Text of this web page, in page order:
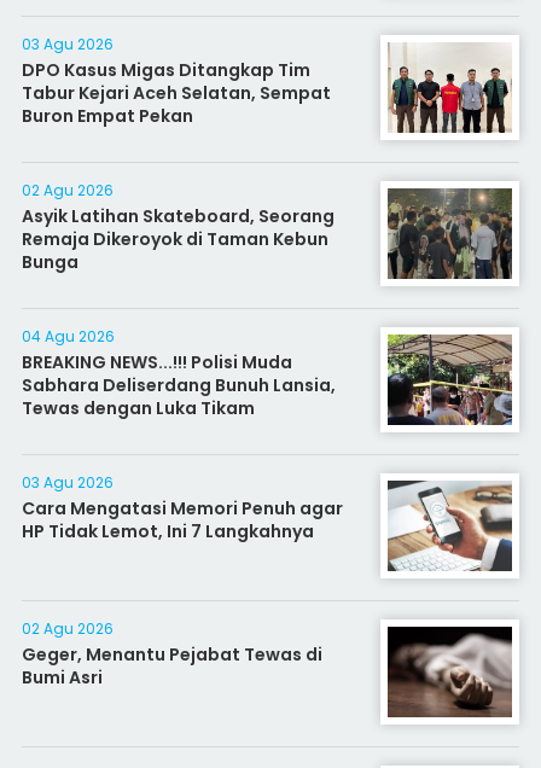
03 Agu 2026
DPO Kasus Migas Ditangkap Tim
Tabur Kejari Aceh Selatan, Sempat
Buron Empat Pekan
02 Agu 2026
Asyik Latihan Skateboard, Seorang
Remaja Dikeroyok di Taman Kebun
Bunga
04 Agu 2026
BREAKING NEWS...!!! Polisi Muda
Sabhara Deliserdang Bunuh Lansia,
Tewas dengan Luka Tikam
03 Agu 2026
Cara Mengatasi Memori Penuh agar
HP Tidak Lemot, Ini 7 Langkahnya
02 Agu 2026
Geger, Menantu Pejabat Tewas di
Bumi Asri